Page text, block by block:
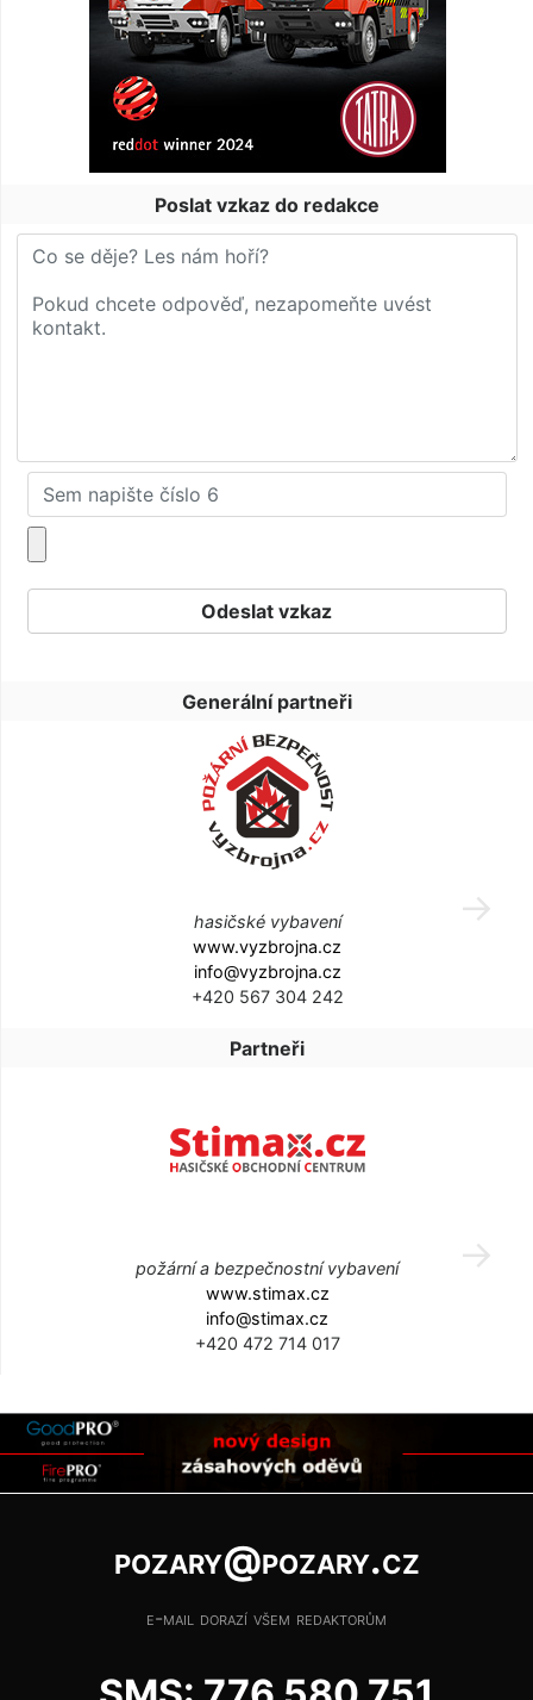
Poslat vzkaz do redakce
Generální partneři
hasičské vybavení
www.vyzbrojna.cz
info@vyzbrojna.cz
+420 567 304 242
Partneři
požární a bezpečnostní vybavení
www.stimax.cz
info@stimax.cz
+420 472 714 017
pozary@pozary.cz
e-mail dorazí všem redaktorům